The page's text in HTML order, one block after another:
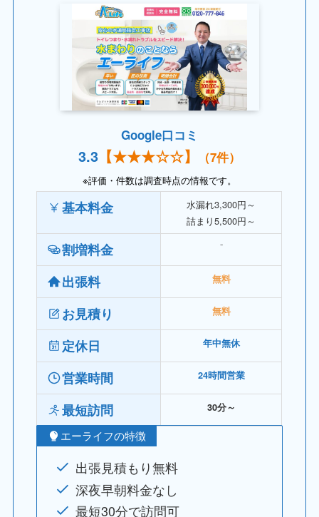
Google口コミ
3.3 【★★★☆☆】 （7件）
※評価・件数は調査時点の情報です。
基本料金
水漏れ3,300円～
詰まり5,500円～
割増料金 ⁻
出張料 無料
お見積り 無料
定休日 年中無休
営業時間 24時間営業
最短訪問 30分～
エーライフの特徴
出張見積もり無料
深夜早朝料金なし
最短30分で訪問可